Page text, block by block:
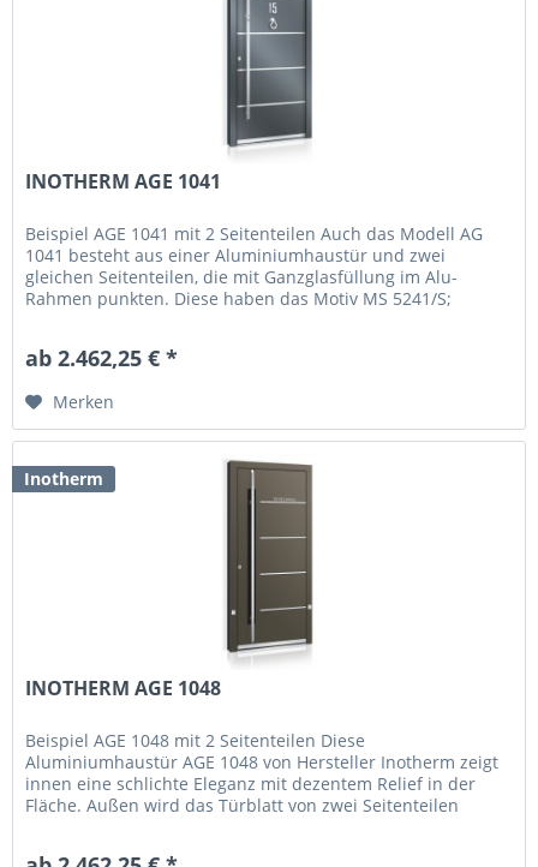
INOTHERM AGE 1041
Beispiel AGE 1041 mit 2 Seitenteilen Auch das Modell AG
1041 besteht aus einer Aluminiumhaustür und zwei
gleichen Seitenteilen, die mit Ganzglasfüllung im Alu-
Rahmen punkten. Diese haben das Motiv MS 5241/S;
ab 2.462,25 € *
Merken
Inotherm
INOTHERM AGE 1048
Beispiel AGE 1048 mit 2 Seitenteilen Diese
Aluminiumhaustür AGE 1048 von Hersteller Inotherm zeigt
innen eine schlichte Eleganz mit dezentem Relief in der
Fläche. Außen wird das Türblatt von zwei Seitenteilen